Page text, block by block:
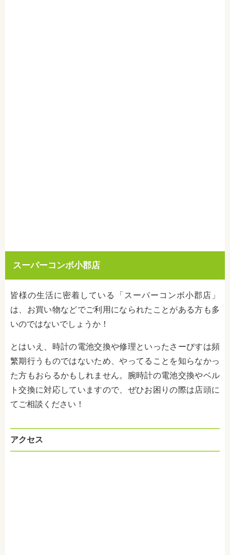
スーパーコンボ小郡店
皆様の生活に密着している「スーパーコンボ小郡店」
は、お買い物などでご利用になられたことがある方も多
いのではないでしょうか！
とはいえ、時計の電池交換や修理といったさーびすは頻
繁期行うものではないため、やってることを知らなかっ
た方もおらるかもしれません。腕時計の電池交換やベル
ト交換に対応していますので、ぜひお困りの際は店頭に
てご相談ください！
アクセス